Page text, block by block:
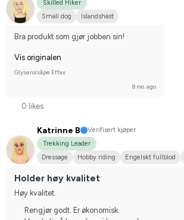
Skilled Hiker
Small dog
Islandshäst
Bra produkt som gjør jobben sin!
Vis originalen
Glyserolsåpe Effax
8 mo. ago
0 likes
Katrinne B
Verifisert kjøper
Trekking Leader
Dressage
Hobby riding Engelskt fullblod
Holder høy kvalitet
Høy kvalitet.
Rengjør godt. Er økonomisk.